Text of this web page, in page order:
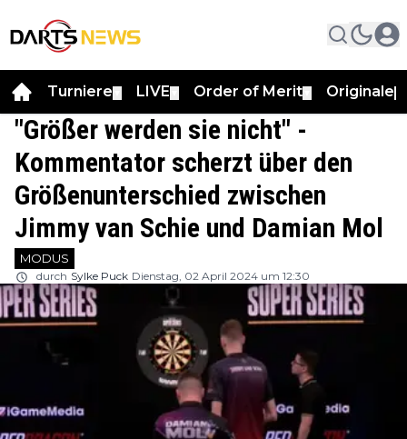
Turniere LIVE Order of Merit Originale
"Größer werden sie nicht" -
Kommentator scherzt über den
Größenunterschied zwischen
Jimmy van Schie und Damian Mol
MODUS
durch Sylke Puck Dienstag, 02 April 2024 um 12:30